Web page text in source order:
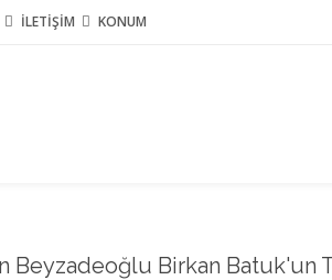
İLETİŞİM KONUM
Beyzadeoğlu Birkan